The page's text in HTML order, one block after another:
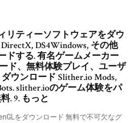
リティーソフトウェアをダウ
DS4Windows, その他
ドする. 有名ゲームメーカー
ド、無料体験プレイ、ユーザ
ウンロード Slither.io Mods,
slither.ioのゲーム体験をパ
. 9. もっと
をダウンロード 無料で不可欠なグ